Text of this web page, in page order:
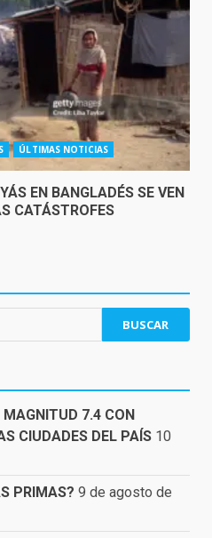
ÚLTIMAS NOTICIAS
EN BANGLADÉS SE VEN
CATÁSTROFES
7.4 CON
CIUDADES DEL PAÍS 10
PRIMAS? 9 de agosto de